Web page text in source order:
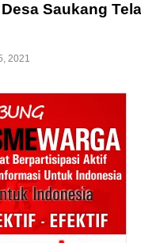
Saukang
2021